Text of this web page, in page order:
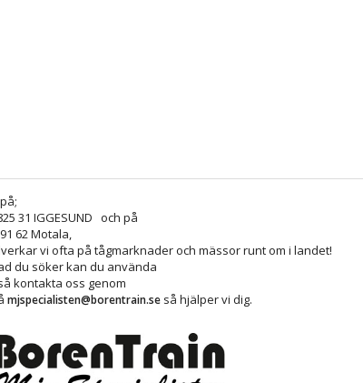
31 IGGESUND och på
62 Motala,
vi ofta på tågmarknader och mässor runt om i landet!
du söker kan du använda
kontakta oss genom
mjspecialisten@borentrain.se så hjälper vi dig.